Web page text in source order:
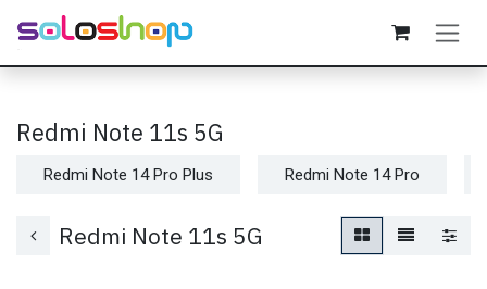
Passa al contenuto
Redmi Note 11s 5G
Redmi Note 14 Pro Plus Redmi Note 14 Pro
Redmi Note 11s 5G